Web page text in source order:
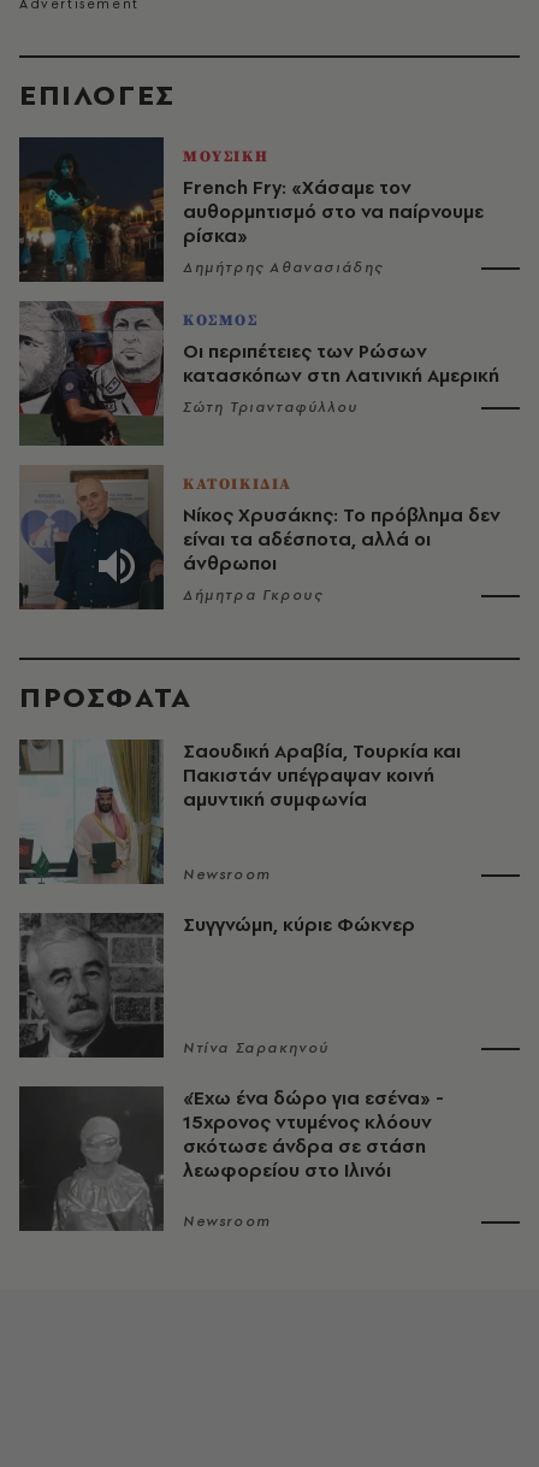
EΠΙΛΟΓΈΣ
ΜΟΥΣΙΚΗ
French Fry: «Χάσαμε τον
αυθορμητισμό στο να παίρνουμε
ρίσκα»
Δημήτρης Αθανασιάδης
ΚΟΣΜΟΣ
Οι περιπέτειες των Ρώσων
κατασκόπων στη Λατινική Αμερική
Σώτη Τριανταφύλλου
ΚΑΤΟΙΚΙΔΙΑ
Νίκος Χρυσάκης: Το πρόβλημα δεν
είναι τα αδέσποτα, αλλά οι
άνθρωποι
Δήμητρα Γκρους
ΠΡΟΣΦΑΤΑ
Σαουδική Αραβία, Τουρκία και
Πακιστάν υπέγραψαν κοινή
αμυντική συμφωνία
Newsroom
Συγγνώμη, κύριε Φώκνερ
Ντίνα Σαρακηνού
«Έχω ένα δώρο για εσένα» -
15χρονος ντυμένος κλόουν
σκότωσε άνδρα σε στάση
λεωφορείου στο Ιλινόι
Newsroom